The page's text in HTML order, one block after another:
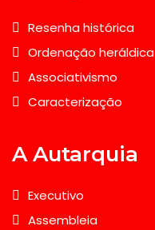
Resenha histórica
Ordenação heráldica
Associativismo
Caracterização
A Autarquia
Executivo
Assembleia